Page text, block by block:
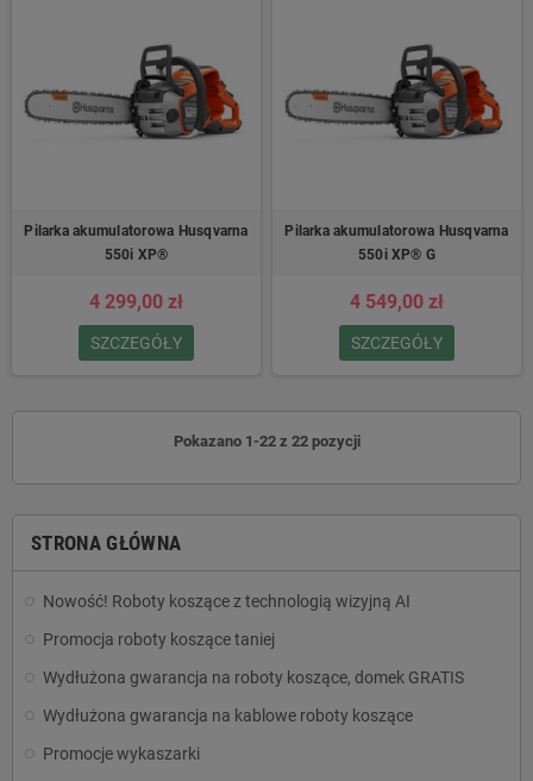
STRONA GŁÓWNA
Nowość! Roboty koszące z technologią wizyjną AI
Promocja roboty koszące taniej
Wydłużona gwarancja na roboty koszące, domek GRATIS
Wydłużona gwarancja na kablowe roboty koszące
Promocje wykaszarki
Pilarka akumulatorowa Husqvarna
550i XP®
4 299,00 zł
SZCZEGÓŁY
Pilarka akumulatorowa Husqvarna
550i XP® G
4 549,00 zł
SZCZEGÓŁY
Pokazano 1-22 z 22 pozycji